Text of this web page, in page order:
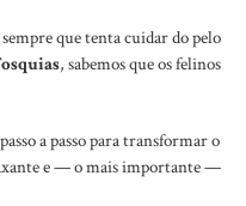
sempre que tenta cuidar do pelo
, sabemos que os felinos
a passo para transformar o
e — o mais importante —